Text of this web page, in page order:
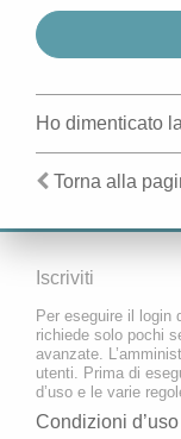
Ho dimenticato
Torna alla
Iscriviti
Per eseguire il login
richiede solo pochi
avanzate.
utenti. Prima di
d’uso e le varie
Condizioni d’uso